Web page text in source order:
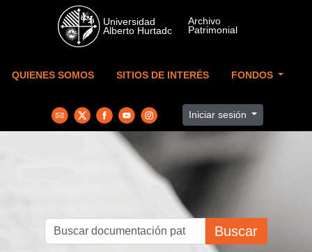
Skip to main content
QUIENES SOMOS SITIOS DE INTERÉS FONDOS
Iniciar sesión
Buscar